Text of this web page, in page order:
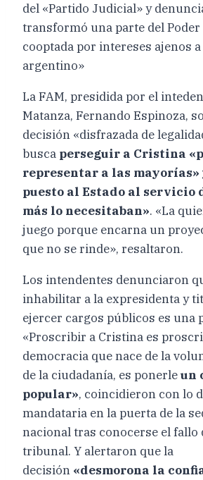
del «Partido Judicial» y
transformó una parte del
cooptada por intereses ajenos
argentino»
La FAM, presidida por el
Matanza, Fernando Espinoza,
decisión «disfrazada de
busca perseguir a Cristina
representar a las mayorías»
puesto al Estado al servicio
más lo necesitaban». «La
juego porque encarna un
que no se rinde», resaltaron.
Los intendentes denunciaron
inhabilitar a la expresidenta y
ejercer cargos públicos es una
«Proscribir a Cristina es
democracia que nace de la
de la ciudadanía, es ponerleun
popular», coincidieron con lo
mandataria en la puerta de la
nacional tras conocerse el fallo
tribunal. Y alertaron que la
decisión «desmorona la